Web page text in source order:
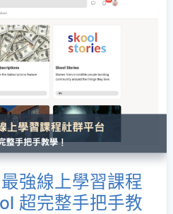
強線上學習課程
超完整手把手教